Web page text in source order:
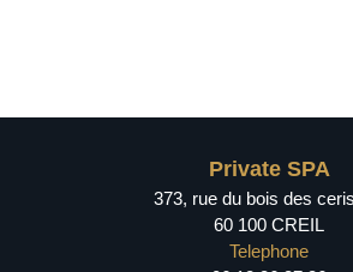
Private SPA
373, rue du bois des
60 100 CREIL
Telephone